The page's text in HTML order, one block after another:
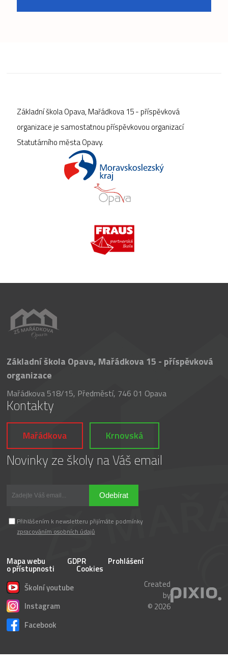
Základní škola Opava, Mařádkova 15 - příspěvková
organizace je samostatnou příspěvkovou organizací
Statutárního města Opavy.
Základní škola Opava, Mařádkova 15 - příspěvková
organizace
Mařádkova 518/15, Předměstí, 746 01 Opava
Kontakty
Mařádkova Krnovská
Novinky ze školy na Váš email
Odebírat
Přihlášením k newsletteru přijímáte podmínky
zpracováním osobních údajů
Mapa webu GDPR Prohlášení
o přístupnosti
Cookies
Školní youtube
Instagram
Facebook
Created
by
© 2026